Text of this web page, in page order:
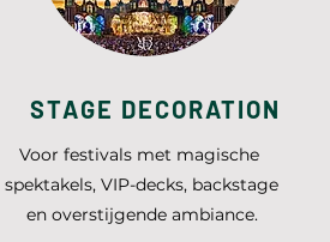
STAGE DECORATION
Voor festivals met magische
spektakels, VIP-decks, backstage
en overstijgende ambiance.